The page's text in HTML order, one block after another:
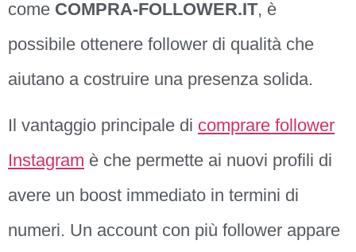
come COMPRA-FOLLOWER.IT, è
possibile ottenere follower di qualità che
aiutano a costruire una presenza solida.
Il vantaggio principale di comprare follower
Instagram è che permette ai nuovi profili di
avere un boost immediato in termini di
numeri. Un account con più follower appare